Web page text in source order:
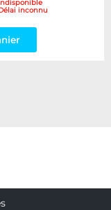
inconnu